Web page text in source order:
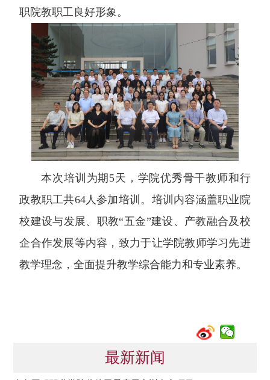
职院教职工良好形象。
本次培训为期5天，学院优秀骨干教师和行
政教职工共64人参加培训。培训内容涵盖职业院
校建设与发展、职教“五金”建设、产教融合及校
企合作发展等内容，致力于让学院教师学习先进
教学理念，全面提升教学综合能力和专业素养。
最新新闻